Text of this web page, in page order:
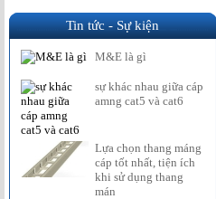
Tin tức - Sự kiện
M&E là gì
sự khác nhau giữa cáp
amng cat5 và cat6
Lựa chọn thang máng
cáp tốt nhất, tiện ích
khi sử dụng thang
mán
cáp 600 x 150 mạ
kẽm nhúng nóng
Liên hệ
Liên hệ